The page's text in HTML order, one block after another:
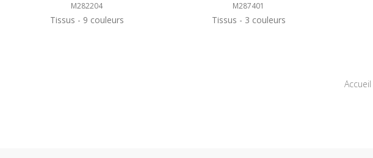
M282204
Tissus 9 couleurs
M287401
Tissus 3 couleurs
Accueil